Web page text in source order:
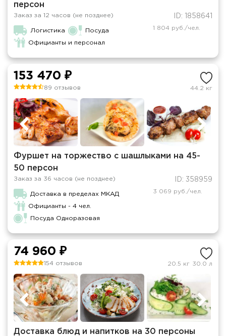
персон
Заказ за 12 часов (не позднее) ID: 1858641
Логистика Посуда
Официанты и персонал
1 804 руб./чел.
153 470 ₽
89 отзывов 44.2 кг
Фуршет на торжество с шашлыками на 45-
50 персон
Заказ за 36 часов (не позднее) ID: 358959
Доставка в пределах МКАД
Официанты - 4 чел.
Посуда Одноразовая
3 069 руб./чел.
74 960 ₽
154 отзывов 20.5 кг 30.0 л
Доставка блюд и напитков на 30 персоны